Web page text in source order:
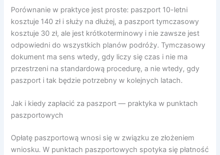
Porównanie w praktyce jest proste: paszport 10-letni
kosztuje 140 zł i służy na dłużej, a paszport tymczasowy
kosztuje 30 zł, ale jest krótkoterminowy i nie zawsze jest
odpowiedni do wszystkich planów podróży. Tymczasowy
dokument ma sens wtedy, gdy liczy się czas i nie ma
przestrzeni na standardową procedurę, a nie wtedy, gdy
paszport i tak będzie potrzebny w kolejnych latach.
Jak i kiedy zapłacić za paszport — praktyka w punktach
paszportowych
Opłatę paszportową wnosi się w związku ze złożeniem
wniosku. W punktach paszportowych spotyka się płatność